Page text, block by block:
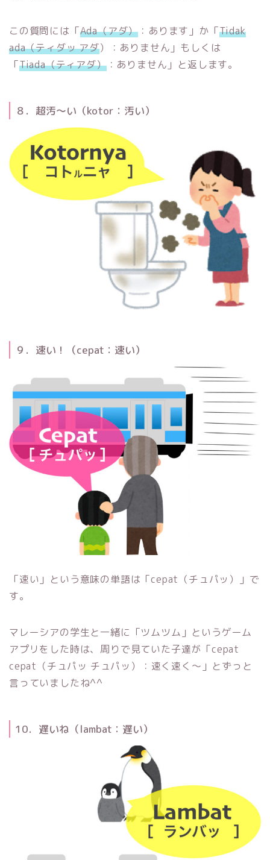
この質問には「Ada（アダ） ：あります」か「Tidak
ada（ティダッ アダ）：ありません」もしくは
「Tiada（ティアダ）：ありません」と返します。
８．超汚〜い（kotor：汚い）
９．速い！（cepat：速い）
「速い」という意味の単語は「cepat（チュパッ）」で
す。
マレーシアの学生と一緒に「ツムツム」というゲーム
アプリをした時は、周りで見ていた子達が「cepat
cepat（チュパッ チュパッ）：速く速く〜」とずっと
言っていましたね^^
10．遅いね（lambat：遅い）